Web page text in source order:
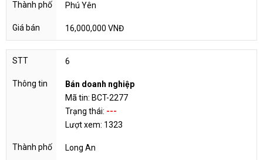
Phú Yên
16,000,000 VNĐ
6
Bán doanh nghiệp
Mã tin: BCT-2277
Trạng thái: ---
Lượt xem: 1323
Long An